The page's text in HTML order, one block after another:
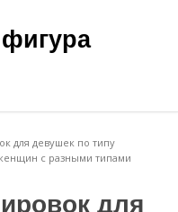
для девушек по типу
с разными типами
для